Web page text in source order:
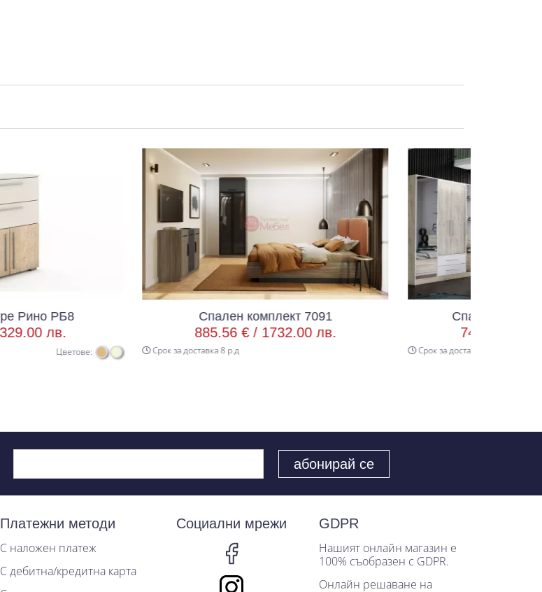
Спален комплект 7091
1732.00 лв.
Срок за доставка 8 р.д
Спален комплект Алабама
1459.00 лв.
Срок за доставка 20 р.д
Платежни методи
С наложен платеж
С дебитна/кредитна карта
Социални мрежи
GDPR
Нашият онлайн магазин е
100% съобразен с GDPR.
Онлайн решаване на